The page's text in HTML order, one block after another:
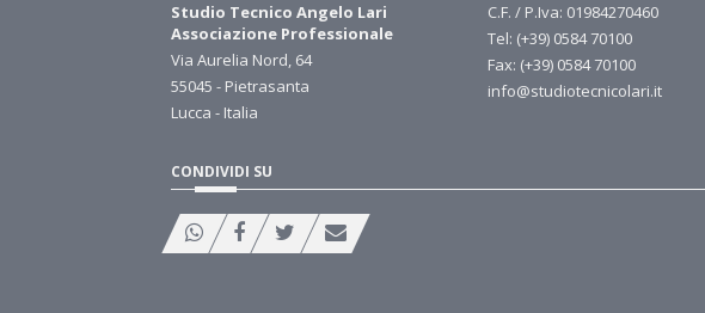
Studio Tecnico Angelo Lari
Associazione Professionale
Via Aurelia Nord, 64
55045 - Pietrasanta
Lucca - Italia
C.F. / P.Iva: 01984270460
Tel: (+39) 0584 70100
Fax: (+39) 0584 70100
info@studiotecnicolari.it
CONDIVIDI SU